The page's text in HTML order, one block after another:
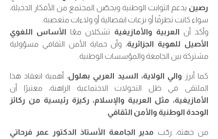
رصينيدعم الثوابت الوطنية ويحصّن المجتمع من الأفكار الدخيلة،
سواء كانت تطرفًا أو نزعات انفصالية أو ولاءات متعصبة.
وأكد أن العربية والأمازيغيةتشكلان معًا الأساس اللغوي
الأصيل للهوية الجزائرية، وأن حماية الأمن الثقافي مسؤولية
مشتركة بين الجامعة والمؤسسات الوطنية.
كما أبرز والي الولاية، السيد العربي بهلول، أهمية انعقاد هذا
الملتقى في ظل التحولات الاجتماعية الراهنة، معتبرًا أن
الأمازيغية، مثل العربية والإسلام، ركيزة رئيسية من ركائز
الوحدة الوطنية والأمن الثقافي.
من جهته، رحّب مدير الجامعة الأستاذ الدكتور عمر فرحاتي